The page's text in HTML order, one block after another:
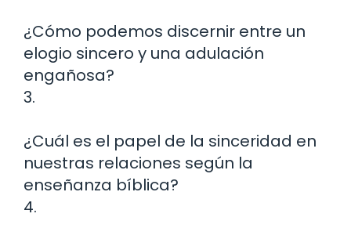
¿Cómo podemos discernir entre un
elogio sincero y una adulación
engañosa?
3.
¿Cuál es el papel de la sinceridad en
nuestras relaciones según la
enseñanza bíblica?
4.